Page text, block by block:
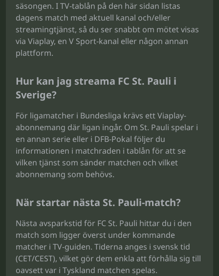
säsongen. I TV-tablån på den här sidan listas
dagens match med aktuell kanal och/eller
streamingtjänst, så du ser snabbt om mötet visas
via Viaplay, en V Sport-kanal eller någon annan
plattform.
Hur kan jag streama FC St. Pauli i
Sverige?
För ligamatcher i Bundesliga krävs ett Viaplay-
abonnemang där ligan ingår. Om St. Pauli spelar i
en annan serie eller i DFB-Pokal följer du
informationen i matchraden i tablån för att se
vilken tjänst som sänder matchen och vilket
abonnemang som behövs.
När startar nästa St. Pauli-match?
Nästa avsparkstid för FC St. Pauli hittar du i den
match som ligger överst under kommande
matcher i TV-guiden. Tiderna anges i svensk tid
(CET/CEST), vilket gör dem enkla att förhålla sig till
oavsett var i Tyskland matchen spelas.